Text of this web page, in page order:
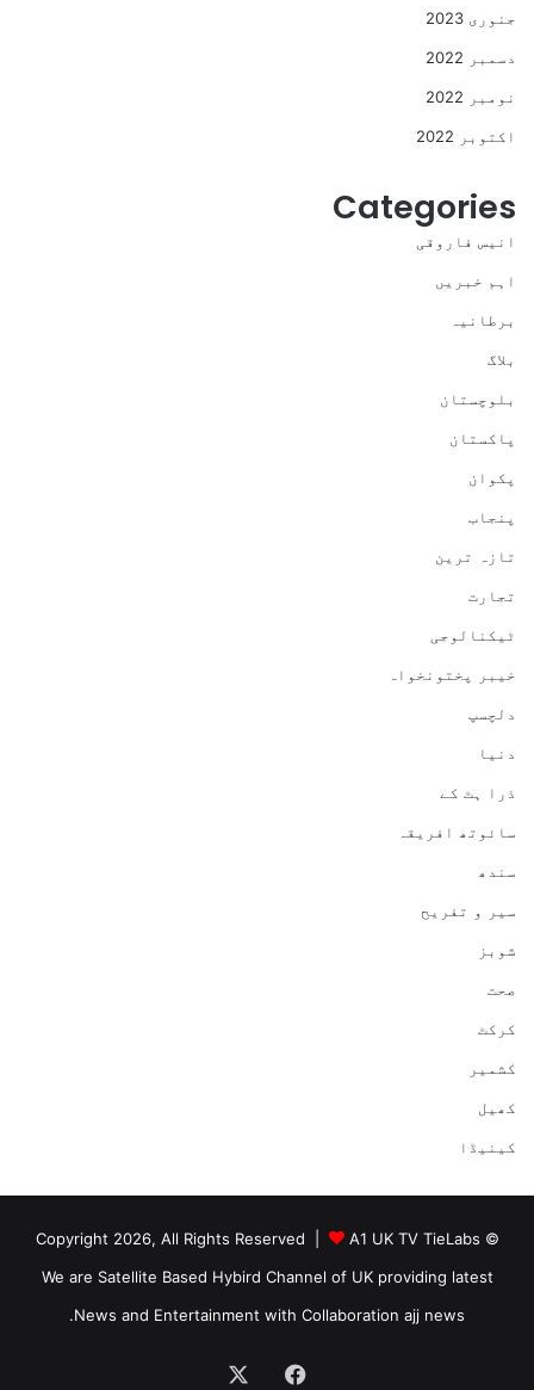
جنوری 2023
دسمبر 2022
نومبر 2022
اکتوبر 2022
Categories
انیس فاروقی
اہم خبریں
برطانیہ
بلاگ
بلوچستان
پاکستان
پکوان
پنجاب
تازہ ترین
تجارت
ٹیکنالوجی
خیبر پختونخواہ
دلچسپ
دنیا
ذرا ہٹ کے
سائوتھ افریقہ
سندھ
سیر و تفریح
شوبز
صحت
کرکٹ
کشمیر
کھیل
کینیڈا
© Copyright 2026, All Rights Reserved |
A1 UK TV TieLabs
We are Satellite Based Hybird Channel of UK providing latest
News and Entertainment with Collaboration ajj news.
Facebook